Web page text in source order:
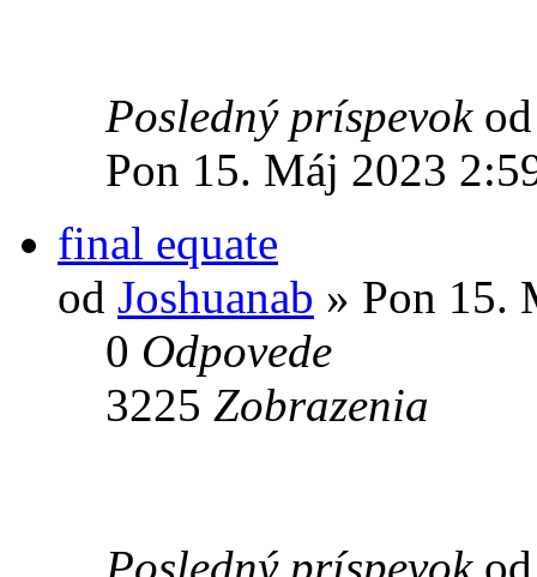
Posledný príspevok
Pon 15. Máj 2023
final equate
od Joshuanab » Pon 15.
0 Odpovede
3225 Zobrazenia